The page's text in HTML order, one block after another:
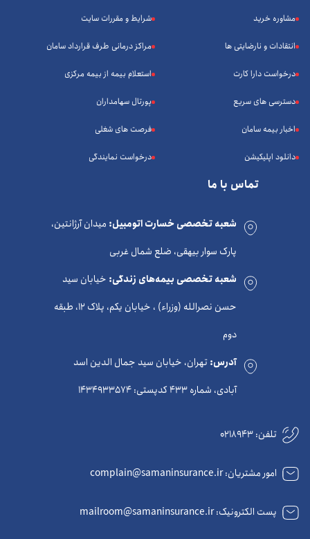
مشاوره خرید
انتقادات و نارضایتی ها
درخواست دارا کارت
دسترسی های سریع
اخبار بیمه سامان
دانلود اپلیکیشن
شرایط و مقررات سایت
مراکز درمانی طرف قرارداد سامان
استعلام بیمه از بیمه مرکزی
پورتال سهامداران
فرصت های شغلی
درخواست نمایندگی
تماس با ما
شعبه تخصصی خسارت اتومبیل: میدان آرژانتین،
پارک سوار بیهقی، ضلع شمال غربی
شعبه تخصصی بیمه‌های زندگی: خیابان سید
حسن نصرالله (وزراء) ، خیابان یکم، پلاک 12، طبقه
دوم
آدرس:تهران، خیابان سید جمال الدین اسد
آبادی، شماره 433 کدپستی: 1434933574
تلفن:0218943
امور مشتریان: complain@samaninsurance.ir
پست الکترونیک: mailroom@samaninsurance.ir